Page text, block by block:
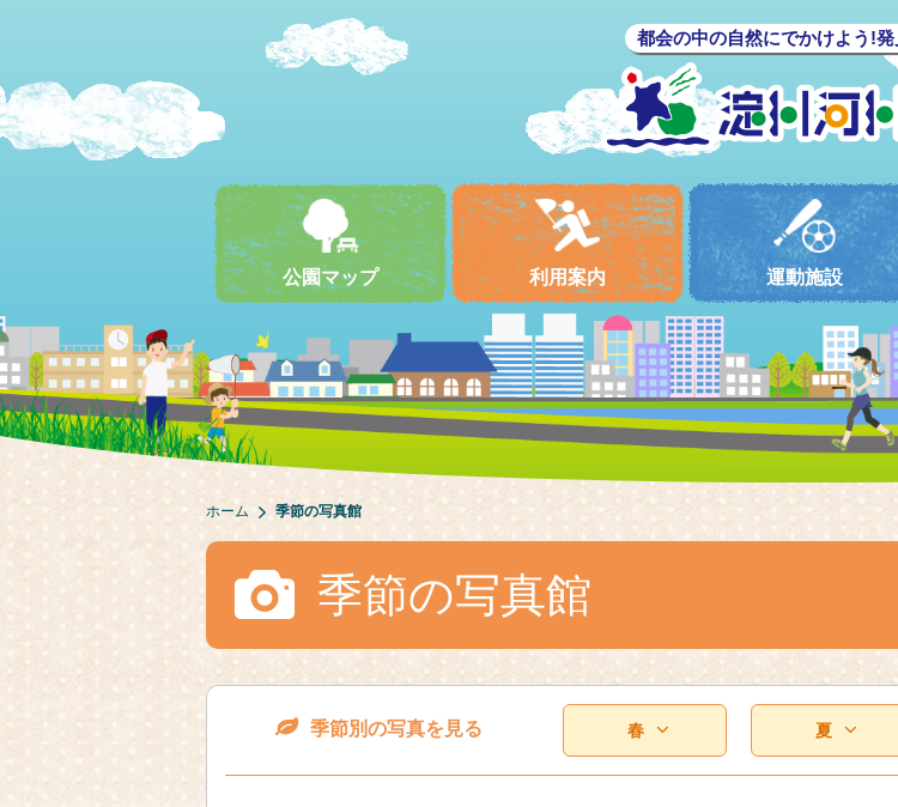
都会の中の自然にでかけよう!
公園マップ 利用案内 運動施設
ホーム 季節の写真館
季節の写真館
季節別の写真を見る 春 夏